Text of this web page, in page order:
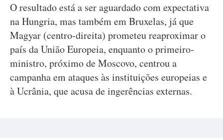
O resultado está a ser aguardado com expectativa
na Hungria, mas também em Bruxelas, já que
Magyar (centro-direita) prometeu reaproximar o
país da União Europeia, enquanto o primeiro-
ministro, próximo de Moscovo, centrou a
campanha em ataques às instituições europeias e
à Ucrânia, que acusa de ingerências externas.